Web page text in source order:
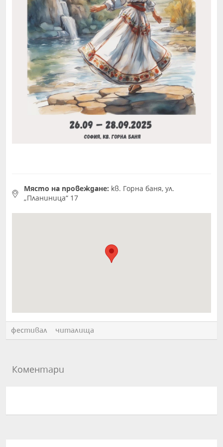
Място на провеждане: кв. Горна баня, ул.
„Планиница“ 17
фестивал читалища
Коментари